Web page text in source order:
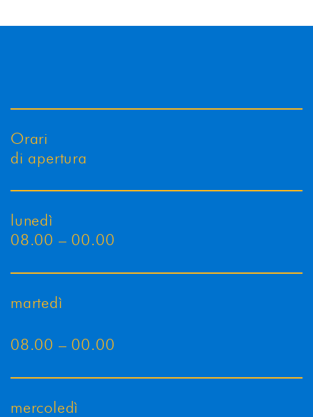
Orari
di apertura
lunedì
08.00 – 00.00
martedì
08.00 – 00.00
mercoledì